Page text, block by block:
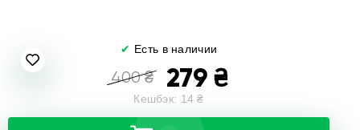
✔ Есть в наличии
400₴ 279 ₴
Кешбэк: 14 ₴
© 2014-2026 EndorPhone